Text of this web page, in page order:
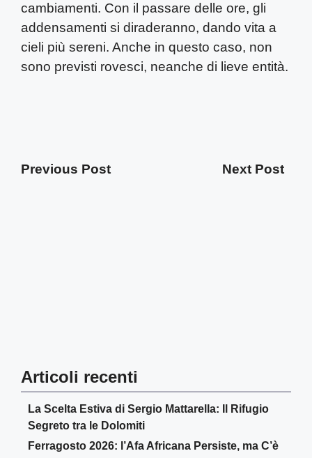
cambiamenti. Con il passare delle ore, gli
addensamenti si diraderanno, dando vita a
cieli più sereni. Anche in questo caso, non
sono previsti rovesci, neanche di lieve entità.
Previous Post Next Post
Articoli recenti
La Scelta Estiva di Sergio Mattarella: Il Rifugio
Segreto tra le Dolomiti
Ferragosto 2026: l’Afa Africana Persiste, ma C’è